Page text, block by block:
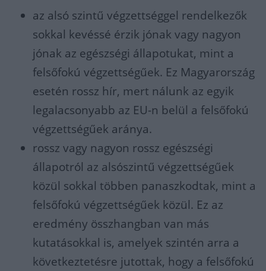
az alsó szintű végzettséggel rendelkezők
sokkal kevéssé érzik jónak vagy nagyon
jónak az egészségi állapotukat, mint a
felsőfokú végzettségűek. Ez Magyarország
esetén rossz hír, mert nálunk az egyik
legalacsonyabb az EU-n belül a felsőfokú
végzettségűek aránya.
rossz vagy nagyon rossz egészségi
állapotról az alsószintű végzettségűek
közül sokkal többen panaszkodtak, mint a
felsőfokú végzettségűek közül. Ez az
eredmény összhangban van más
kutatásokkal is, amelyek szintén arra a
következtetésre jutottak, hogy a felsőfokú